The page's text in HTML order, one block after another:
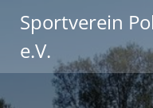
Sportverein
e.V.